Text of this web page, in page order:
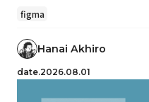
figma
Hanai Akhiro
date.2026.08.01